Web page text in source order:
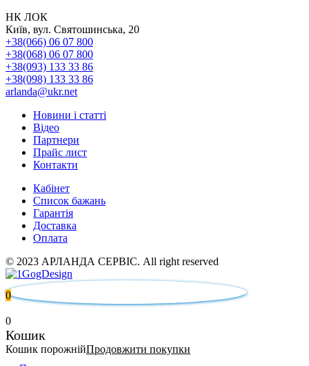
НК ЛОК
Київ, вул. Святошинська, 20
+38(066) 06 07 800
+38(068) 06 07 800
+38(093) 133 33 86
+38(098) 133 33 86
arlanda@ukr.net
Новини і статті
Відео
Партнери
Прайс лист
Контакти
Кабінет
Список бажань
Гарантія
Доставка
Оплата
© 2023 АРЛАНДА СЕРВІС. All right reserved
0
0
Кошик
Кошик порожнійПродовжити покупки